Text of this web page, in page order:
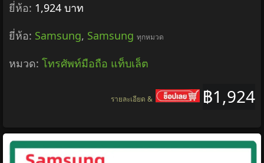
ยี่ห้อ: 1,924 บาท
ยี่ห้อ: Samsung, Samsung ทุกหมวด
หมวด: โทรศัพท์มือถือ แท็บเล็ต
฿1,924
รายละเอียด &